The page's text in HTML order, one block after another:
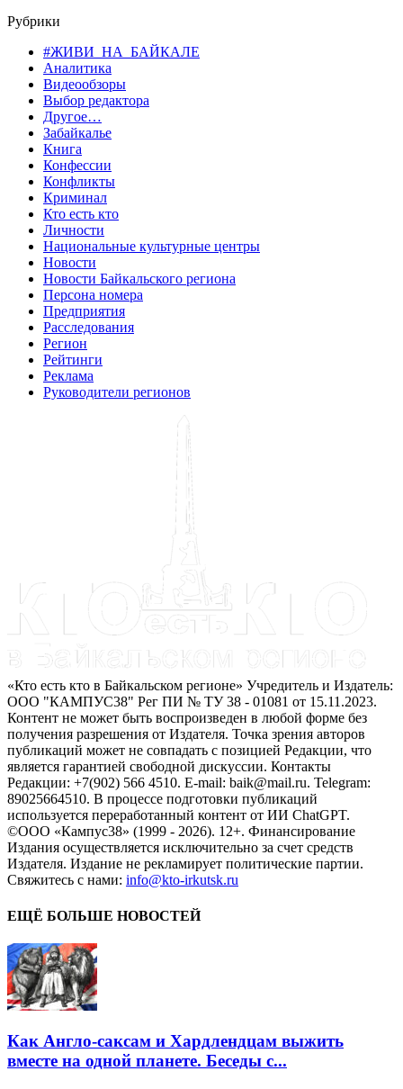
Рубрики
#ЖИВИ_НА_БАЙКАЛЕ
Аналитика
Видеообзоры
Выбор редактора
Другое…
Забайкалье
Книга
Конфессии
Конфликты
Криминал
Кто есть кто
Личности
Национальные культурные центры
Новости
Новости Байкальского региона
Персона номера
Предприятия
Расследования
Регион
Рейтинги
Реклама
Руководители регионов
«Кто есть кто в Байкальском регионе» Учредитель и Издатель:
ООО "КАМПУС38" Рег ПИ № ТУ 38 - 01081 от 15.11.2023.
Контент не может быть воспроизведен в любой форме без
получения разрешения от Издателя. Точка зрения авторов
публикаций может не совпадать с позицией Редакции, что
является гарантией свободной дискуссии. Контакты
Редакции: +7(902) 566 4510. E-mail: baik@mail.ru. Telegram:
89025664510. В процессе подготовки публикаций
используется переработанный контент от ИИ ChatGPT.
©ООО «Кампус38» (1999 - 2026). 12+. Финансирование
Издания осуществляется исключительно за счет средств
Издателя. Издание не рекламирует политические партии.
Свяжитесь с нами: info@kto-irkutsk.ru
ЕЩЁ БОЛЬШЕ НОВОСТЕЙ
Как Англо-саксам и Хардлендцам выжить
вместе на одной планете. Беседы с...